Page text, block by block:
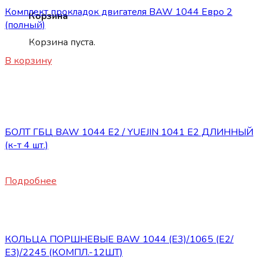
Корзина
Корзина пуста.
Комплект прокладок двигателя BAW 1044 Евро 2
(полный)
3800₽
В корзину
БОЛТ ГБЦ BAW 1044 E2 / YUEJIN 1041 E2 ДЛИННЫЙ
(к-т 4 шт.)
Подробнее
КОЛЬЦА ПОРШНЕВЫЕ BAW 1044 (Е3)/1065 (Е2/
Е3)/2245 (КОМПЛ.-12ШТ)